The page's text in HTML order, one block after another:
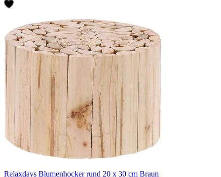
Relaxdays Blumenhocker rund 20 x 30 cm Braun